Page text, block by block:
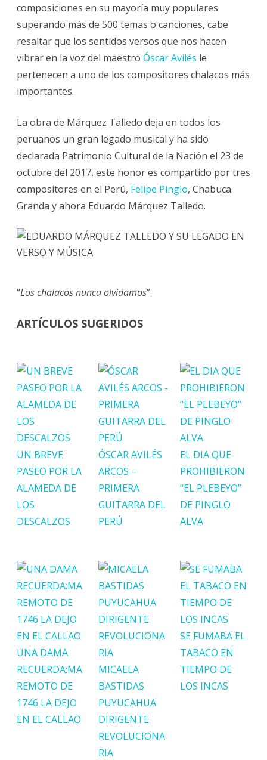
composiciones en su mayoría muy populares
superando más de 500 temas o canciones, cabe
resaltar que los sentidos versos que nos hacen
vibrar en la voz del maestro Óscar Avilés le
pertenecen a uno de los compositores chalacos más
importantes.
La obra de Márquez Talledo deja en todos los
peruanos un gran legado musical y ha sido
declarada Patrimonio Cultural de la Nación el 23 de
octubre del 2017, este honor es compartido por tres
compositores en el Perú, Felipe Pinglo, Chabuca
Granda y ahora Eduardo Márquez Talledo.
“Los chalacos nunca olvidamos”.
ARTÍCULOS SUGERIDOS
UN BREVE
PASEO POR LA
ALAMEDA DE
LOS
DESCALZOS
ÓSCAR AVILÉS
ARCOS –
PRIMERA
GUITARRA DEL
PERÚ
EL DIA QUE
PROHIBIERON
“EL PLEBEYO”
DE PINGLO
ALVA
UNA DAMA
RECUERDA:MA
REMOTO DE
1746 LA DEJO
EN EL CALLAO
MICAELA
BASTIDAS
PUYUCAHUA
DIRIGENTE
REVOLUCIONA
RIA
SE FUMABA EL
TABACO EN
TIEMPO DE
LOS INCAS